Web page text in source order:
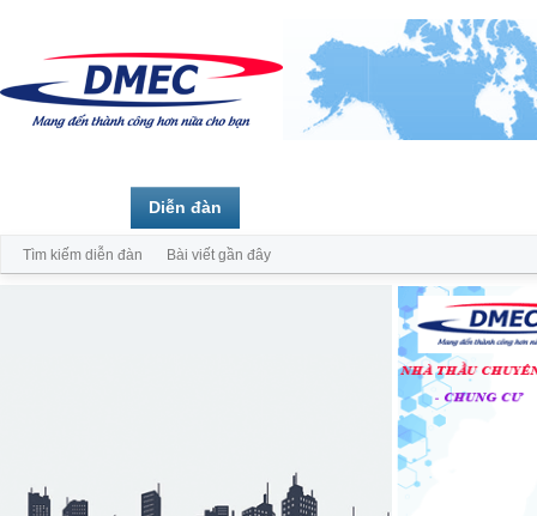
Diễn đàn
Tìm kiếm diễn đàn Bài viết gần đây